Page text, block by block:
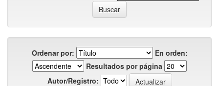
Ordenar por:
En orden:
Resultados por página
Autor/Registro: